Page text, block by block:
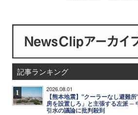
記事ランキング
1 2026.08.01
【熊本地震】"クーラーなし避難
房を設置しろ」と主張する左派 ─
引水の議論に批判殺到